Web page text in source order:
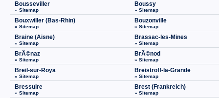
Bousseviller
» Sitemap
Boussy
» Sitemap
Bouxwiller (Bas-Rhin)
» Sitemap
Bouzonville
» Sitemap
Braine (Aisne)
» Sitemap
Brassac-les-Mines
» Sitemap
BrÃ©naz
» Sitemap
BrÃ©nod
» Sitemap
Breil-sur-Roya
» Sitemap
Breistroff-la-Grande
» Sitemap
Bressuire
» Sitemap
Brest (Frankreich)
» Sitemap